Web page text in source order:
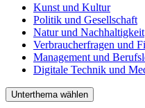
Kunst und Kultur
Politik und Gesellschaft
Natur und Nachhaltigkeit
Verbraucherfragen und
Management und
Digitale Technik und
Unterthema wählen